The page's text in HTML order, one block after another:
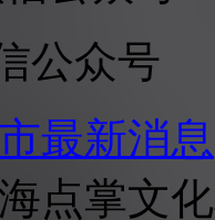
公众号
最新消息
海点掌文